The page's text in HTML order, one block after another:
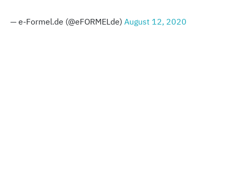
— e-Formel.de (@eFORMELde) August 12, 2020